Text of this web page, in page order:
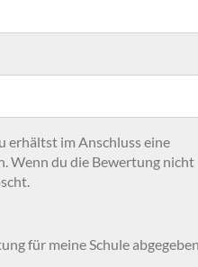
erhältst im Anschluss eine
Wenn du die Bewertung nicht
für meine Schule abgegeben